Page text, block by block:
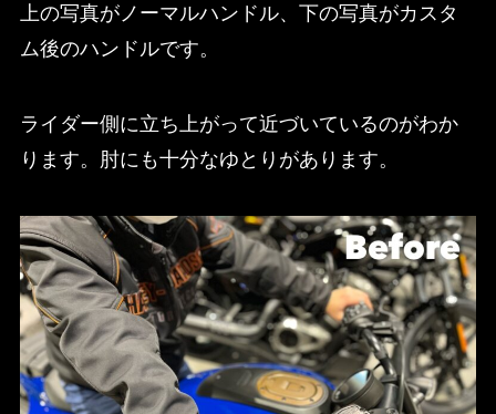
上の写真がノーマルハンドル、下の写真がカスタ
ム後のハンドルです。
ライダー側に立ち上がって近づいているのがわか
ります。肘にも十分なゆとりがあります。